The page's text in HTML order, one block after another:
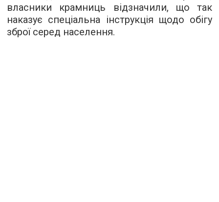
власники крамниць відзначили, що так
наказує спеціальна інструкція щодо обігу
зброї серед населення.